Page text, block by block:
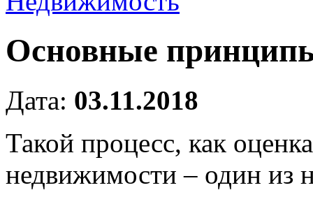
Основные
Дата: 03.11.2018
Такой процесс, как
недвижимости – один из